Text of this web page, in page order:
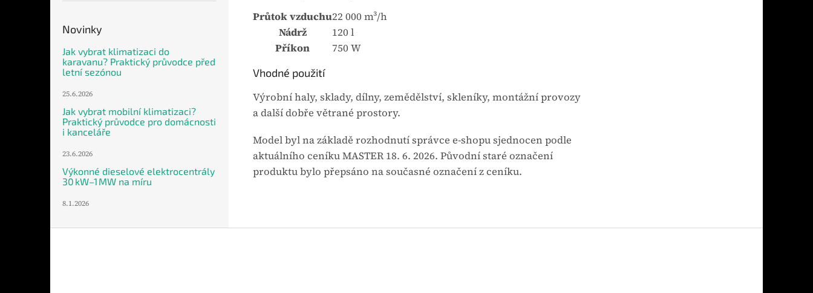
Novinky
Jak vybrat klimatizaci do
karavanu? Praktický průvodce před
letní sezónou
25.6.2026
Jak vybrat mobilní klimatizaci?
Praktický průvodce pro domácnosti
i kanceláře
23.6.2026
Výkonné dieselové elektrocentrály
30 kW–1 MW na míru
8.1.2026
Průtok vzduchu22 000 m³/h
Nádrž
120 l
Příkon
750 W
Vhodné použití
Výrobní haly, sklady, dílny, zemědělství, skleníky, montážní provozy
a další dobře větrané prostory.
Model byl na základě rozhodnutí správce e-shopu sjednocen podle
aktuálního ceníku MASTER 18. 6. 2026. Původní staré označení
produktu bylo přepsáno na současné označení z ceníku.